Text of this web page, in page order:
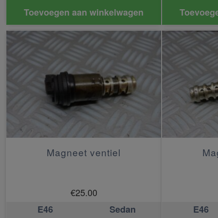
Toevoegen aan winkelwagen
Magneet ventiel
€25.00
E46
Sedan
E46